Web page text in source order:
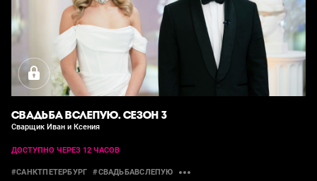
СВАДЬБА ВСЛЕПУЮ. СЕЗОН 3
Сварщик Иван и Ксения
ДОСТУПНО ЧЕРЕЗ 12 ЧАСОВ
#САНКТПЕТЕРБУРГ #СВАДЬБАВСЛЕПУЮ